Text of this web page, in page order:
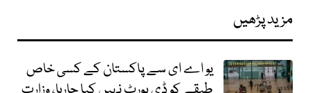
مزید پڑھیں
یو اے ای سے پاکستان کے کسی خاص